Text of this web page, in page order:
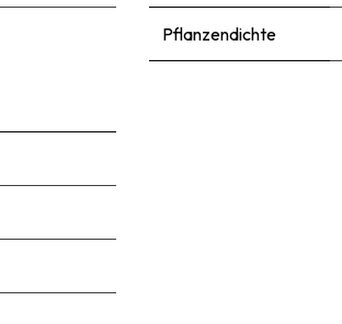
Pflanzendichte